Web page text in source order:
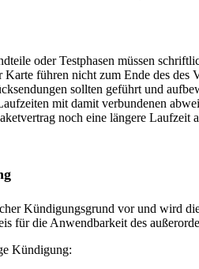
oder Testphasen müssen
Karte führen nicht zum Ende des des
sollten geführt und
mit damit verbundenen
noch eine längere
Kündigungsgrund vor und wird
für die Anwendbarkeit des
Kündigung: